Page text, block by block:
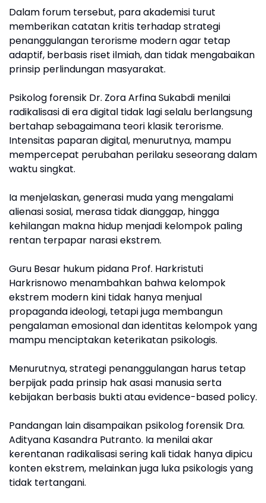
Dalam forum tersebut, para akademisi turut
memberikan catatan kritis terhadap strategi
penanggulangan terorisme modern agar tetap
adaptif, berbasis riset ilmiah, dan tidak mengabaikan
prinsip perlindungan masyarakat.
Psikolog forensik Dr. Zora Arfina Sukabdi menilai
radikalisasi di era digital tidak lagi selalu berlangsung
bertahap sebagaimana teori klasik terorisme.
Intensitas paparan digital, menurutnya, mampu
mempercepat perubahan perilaku seseorang dalam
waktu singkat.
Ia menjelaskan, generasi muda yang mengalami
alienasi sosial, merasa tidak dianggap, hingga
kehilangan makna hidup menjadi kelompok paling
rentan terpapar narasi ekstrem.
Guru Besar hukum pidana Prof. Harkristuti
Harkrisnowo menambahkan bahwa kelompok
ekstrem modern kini tidak hanya menjual
propaganda ideologi, tetapi juga membangun
pengalaman emosional dan identitas kelompok yang
mampu menciptakan keterikatan psikologis.
Menurutnya, strategi penanggulangan harus tetap
berpijak pada prinsip hak asasi manusia serta
kebijakan berbasis bukti atau evidence-based policy.
Pandangan lain disampaikan psikolog forensik Dra.
Adityana Kasandra Putranto. Ia menilai akar
kerentanan radikalisasi sering kali tidak hanya dipicu
konten ekstrem, melainkan juga luka psikologis yang
tidak tertangani.